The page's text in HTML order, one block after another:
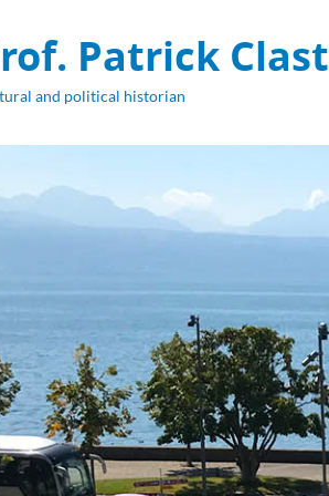
Patrick
and political historian